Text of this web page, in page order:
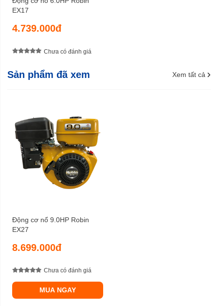
Trọng lượng cả bì
Bảo hành
EX17
4.739.000đ
Chưa có đánh giá
Sản phẩm đã xem Xem tất cả
Động cơ nổ 9.0HP Robin
EX27
8.699.000đ
Chưa có đánh giá
MUA NGAY